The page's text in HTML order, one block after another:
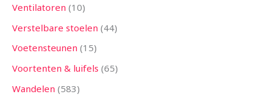
Ventilatoren 10
Verstelbare stoelen 44
Voetensteunen 15
Voortenten & luifels 65
Wandelen 583